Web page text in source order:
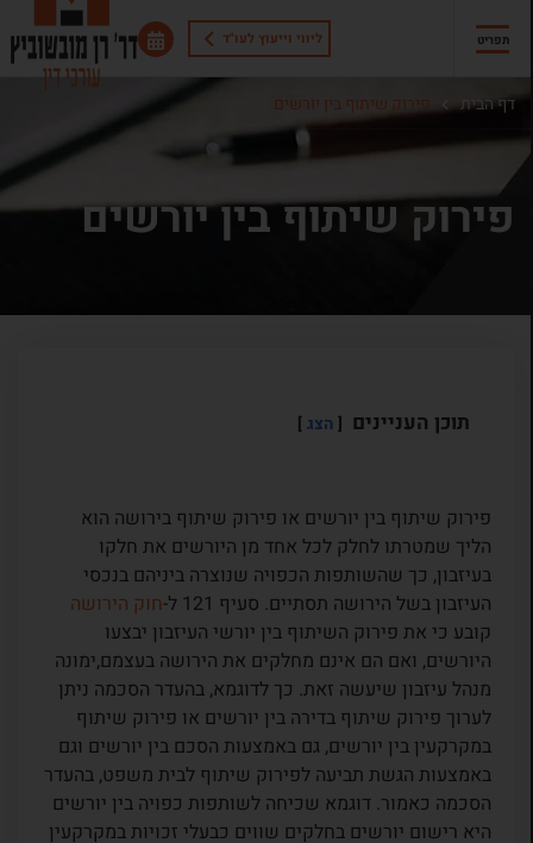
ליווי וייעוץ לעו"ד תפריט
דף הבית פירוק שיתוף בין יורשים
פירוק שיתוף בין יורשים
תוכן העניינים הצג
פירוק שיתוף בין יורשים או פירוק שיתוף בירושה הוא
הליך שמטרתו לחלק לכל אחד מן היורשים את חלקו
בעיזבון, כך שהשותפות הכפויה שנוצרה ביניהם בנכסי
העיזבון בשל הירושה תסתיים. סעיף 121 ל-
חוק הירושה
קובע כי את פירוק השיתוף בין יורשי העיזבון יבצעו
היורשים, ואם הם אינם מחלקים את הירושה בעצמם,ימונה
מנהל עיזבון שיעשה זאת. כך לדוגמא, בהעדר הסכמה ניתן
לערוך פירוק שיתוף בדירה בין יורשים או פירוק שיתוף
במקרקעין בין יורשים, גם באמצעות הסכם בין יורשים וגם
באמצעות הגשת תביעה לפירוק שיתוף לבית משפט, בהעדר
הסכמה כאמור. דוגמא שכיחה לשותפות כפויה בין יורשים
היא רישום יורשים בחלקים שווים כבעלי זכויות במקרקעין